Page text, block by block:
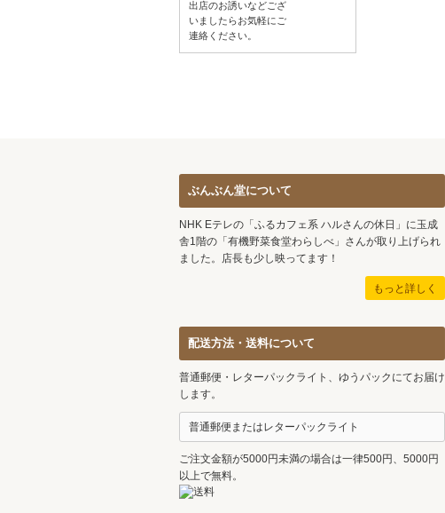
出店のお誘いなどござ
いましたらお気軽にご
連絡ください。
ぶんぶん堂について
NHK Eテレの「ふるカフェ系 ハルさんの休日」に玉成
舎1階の「有機野菜食堂わらしべ」さんが取り上げられ
ました。店長も少し映ってます！
もっと詳しく
配送方法・送料について
普通郵便・レターパックライト、ゆうパックにてお届け
します。
普通郵便またはレターパックライト
ご注文金額が5000円未満の場合は一律500円、5000円
以上で無料。